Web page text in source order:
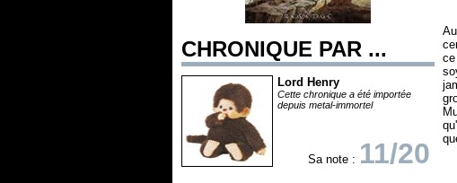
CHRONIQUE PAR ...
Lord Henry
Cette chronique a été importée
depuis metal-immortel
Sa note : 11/20